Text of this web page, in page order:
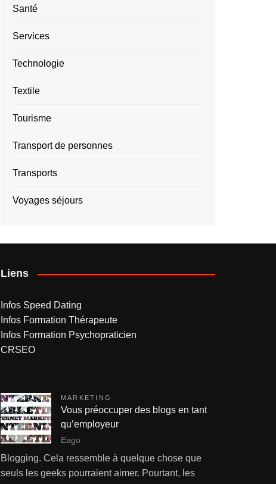
Santé
Services
Technologie
Textile
Tourisme
Transport de personnes
Transports
Voyages séjours
Liens
Infos Speed Dating
Infos Formation Thérapeute
Infos Formation Psychopraticien
CRSEO
MARKETING
Vous préoccuper des blogs en tant
qu’employeur
Eago
Blogging. Cela ressemble à quelque chose que
seuls les geeks pourraient aimer. Pourtant, les